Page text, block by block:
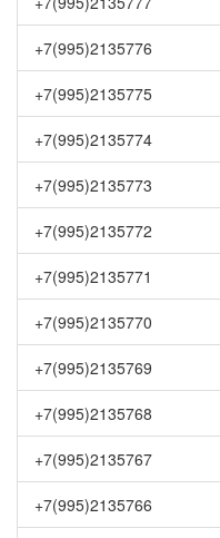
+7(995)2135776
+7(995)2135775
+7(995)2135774
+7(995)2135773
+7(995)2135772
+7(995)2135771
+7(995)2135770
+7(995)2135769
+7(995)2135768
+7(995)2135767
+7(995)2135766